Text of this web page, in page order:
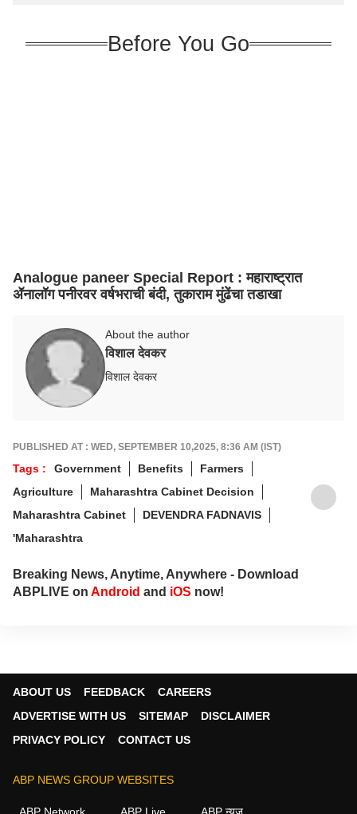
Before You Go
Analogue paneer Special Report : महाराष्ट्रात
ॲनालॉग पनीरवर वर्षभराची बंदी, तुकाराम मुंढेंचा तडाखा
About the author
विशाल देवकर
विशाल देवकर
PUBLISHED AT : WED, SEPTEMBER 10,2025, 8:36 AM (IST)
Tags : Government Benefits
Farmers
Agriculture
Maharashtra Cabinet Decision
Maharashtra Cabinet
DEVENDRA FADNAVIS
'Maharashtra
Breaking News, Anytime, Anywhere - Download
ABPLIVE on Android and iOS now!
ABOUT US FEEDBACK
CAREERS
ADVERTISE WITH US
SITEMAP
DISCLAIMER
PRIVACY POLICY
CONTACT US
ABP NEWS GROUP WEBSITES
ABP Network ABP Live ABP न्यूज़